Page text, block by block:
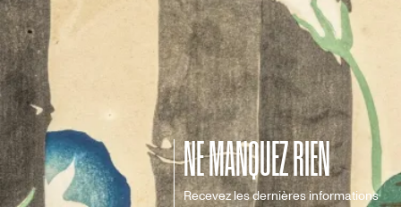
NE MANQUEZ RIEN
Recevez les dernières informations